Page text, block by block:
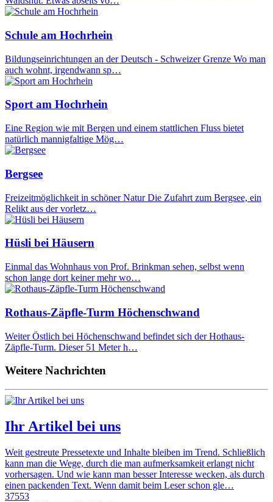
Schule am Hochrhein
Bildungseinrichtungen an der Deutsch - Schweizer Grenze Wo man
auch wohnt, irgendwann sp…
Sport am Hochrhein
Eine Region wie mit Bergen und einem stattlichen Fluss bietet
natürlich mannigfaltige Mög…
Bergsee
Freizeitmöglichkeit in schöner Natur Die Zufahrt zum Bergsee, ein
Relikt aus der vorletz…
Hüsli bei Häusern
Einmal das Wohnhaus von Prof. Brinkman sehen, selbst wenn
schon lange dort keiner mehr wo…
Rothaus-Zäpfle-Turm Höchenschwand
Weiter Östlich bei Höchenschwand befindet sich der Hothaus-
Zäpfle-Turm. Dieser 51 Meter h…
Weitere Nachrichten
Ihr Artikel bei uns
Weit gestreute Pressetexte und Inhalte bleiben im Trend. Schließlich
kann man die Wege, durch die man aufmerksamkeit erlangt nicht
vorhersagen. Und wie kann man besser Interesse wecken, als durch
einen packenden Text. Wenn damit beim Leser schon gle…
37553